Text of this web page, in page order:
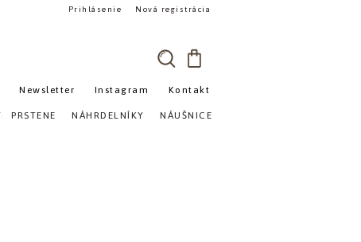
Newsletter Instagram Kontakt
Prihlásenie Nová registrácia
PRSTENE NÁHRDELNÍKY NÁUŠNICE